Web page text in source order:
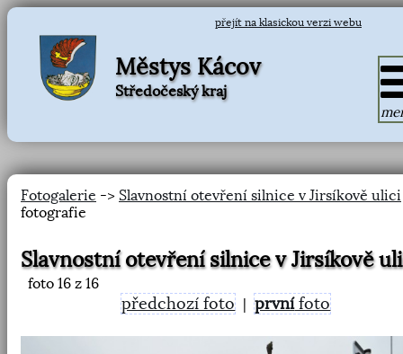
přejít na klasickou verzi webu
Městys Kácov
Středočeský kraj
Fotogalerie -> Slavnostní otevření silnice v Jirsíkově ulici
fotografie
Slavnostní otevření silnice v Jirsíkově
foto 16 z 16
předchozí foto |prvnífoto